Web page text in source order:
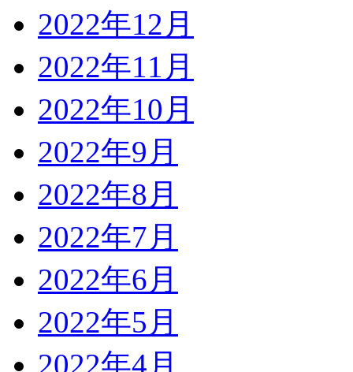
2022年12月
2022年11月
2022年10月
2022年9月
2022年8月
2022年7月
2022年6月
2022年5月
2022年4月